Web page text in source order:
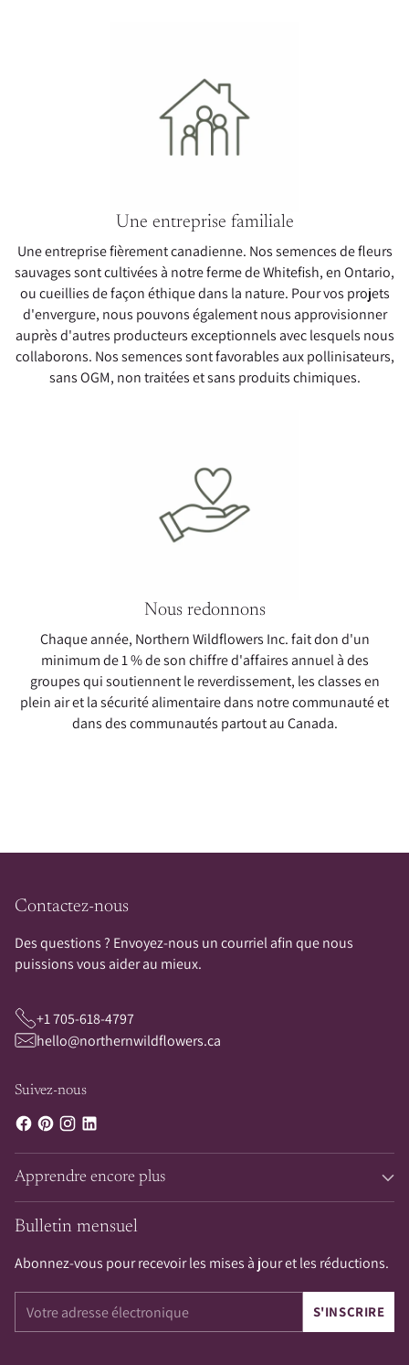
Une entreprise familiale
Une entreprise fièrement canadienne. Nos semences de fleurs
sauvages sont cultivées à notre ferme de Whitefish, en Ontario,
ou cueillies de façon éthique dans la nature. Pour vos projets
d'envergure, nous pouvons également nous approvisionner
auprès d'autres producteurs exceptionnels avec lesquels nous
collaborons. Nos semences sont favorables aux pollinisateurs,
sans OGM, non traitées et sans produits chimiques.
Nous redonnons
Chaque année, Northern Wildflowers Inc. fait don d'un
minimum de 1 % de son chiffre d'affaires annuel à des
groupes qui soutiennent le reverdissement, les classes en
plein air et la sécurité alimentaire dans notre communauté et
dans des communautés partout au Canada.
Contactez-nous
Des questions ? Envoyez-nous un courriel afin que nous
puissions vous aider au mieux.
+1 705-618-4797
hello@northernwildflowers.ca
Suivez-nous
Apprendre encore plus
Bulletin mensuel
Abonnez-vous pour recevoir les mises à jour et les réductions.
adresse
S'INSCRIRE